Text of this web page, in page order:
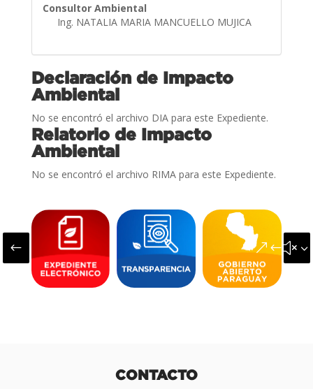
Consultor Ambiental
Ing. NATALIA MARIA MANCUELLO MUJICA
Declaración de Impacto
Ambiental
No se encontró el archivo DIA para este Expediente.
Relatorio de Impacto
Ambiental
No se encontró el archivo RIMA para este Expediente.
#
CONTACTO